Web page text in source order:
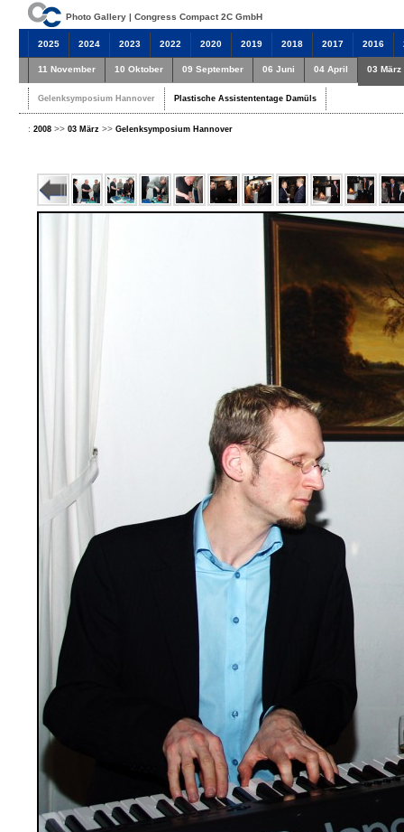
Photo Gallery | Congress Compact 2C GmbH
2025 2024 2023 2022 2020 2019 2018 2017 2016
11 November 10 Oktober 09 September 06 Juni 04 April 03 März
Gelenksymposium Hannover Plastische Assistententage Damüls
: 2008 >> 03 März >> Gelenksymposium Hannover